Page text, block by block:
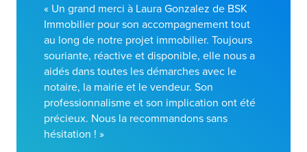
« Un grand merci à Laura Gonzalez de BSK
Immobilier pour son accompagnement tout
au long de notre projet immobilier. Toujours
souriante, réactive et disponible, elle nous a
aidés dans toutes les démarches avec le
notaire, la mairie et le vendeur. Son
professionnalisme et son implication ont été
précieux. Nous la recommandons sans
hésitation ! »